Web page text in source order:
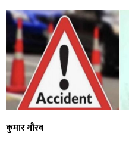
कुमार गौरव